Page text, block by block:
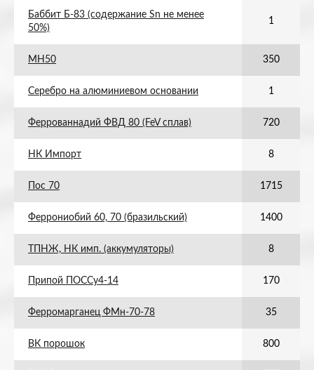
Баббит Б-83 (содержание Sn не менее
50%)
1
МН50 350
Серебро на алюминиевом основании 1
Феррованнадий ФВД 80 (FeV сплав) 720
НК Импорт 8
Пос 70 1715
Феррониобий 60, 70 (бразильский) 1400
ТПНЖ, НК имп. (аккумуляторы) 8
Припой ПОССу4-14 170
Ферромарганец ФМн-70-78 35
ВК порошок 800